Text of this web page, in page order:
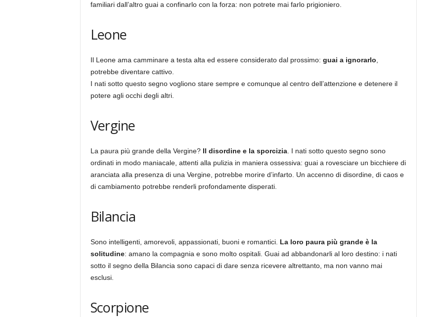
familiari dall’altro guai a confinarlo con la forza: non potrete mai farlo prigioniero.
Leone
Il Leone ama camminare a testa alta ed essere considerato dal prossimo: guai a ignorarlo
potrebbe diventare cattivo.
I nati sotto questo segno vogliono stare sempre e comunque al centro dell’attenzione e detenere il
potere agli occhi degli altri.
Vergine
La paura più grande della Vergine? Il disordine e la sporcizia. I nati sotto questo segno sono
ordinati in modo maniacale, attenti alla pulizia in maniera ossessiva: guai a rovesciare un bicchiere di
aranciata alla presenza di una Vergine, potrebbe morire d’infarto. Un accenno di disordine, di caos e
di cambiamento potrebbe renderli profondamente disperati.
Bilancia
Sono intelligenti, amorevoli, appassionati, buoni e romantici. La loro paura più grande è la
solitudine: amano la compagnia e sono molto ospitali. Guai ad abbandonarli al loro destino: i nati
sotto il segno della Bilancia sono capaci di dare senza ricevere altrettanto, ma non vanno mai
esclusi.
Scorpione